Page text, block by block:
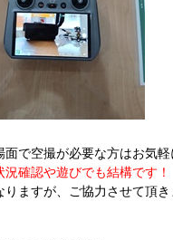
面で空撮が必要な方はお気軽
況確認や遊びでも結構です！
りますが、ご協力させて頂き